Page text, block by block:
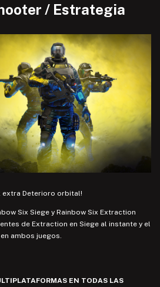
/ Estrategia
extra Deterioro orbital!
Six Siege y Rainbow Six Extraction
de Extraction en Siege al instante y el
ambos juegos.
EN TODAS LAS